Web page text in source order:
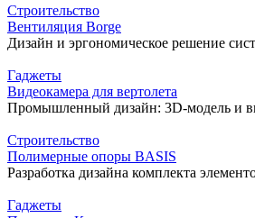
Строительство
Вентиляция Borge
Дизайн и эргономическое решение
Гаджеты
Видеокамера для вертолета
Промышленный дизайн: 3D-модель и
Строительство
Полимерные опоры BASIS
Разработка дизайна комплекта
Гаджеты